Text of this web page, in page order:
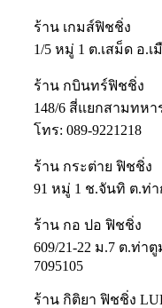
ร้าน เกมส์ฟิชชิ่ง
1/5 หมู่ 1 ต.เสม็ด อ.เ
ร้าน กบินทร์ฟิชชิ่ง
148/6 สี่แยกสามทหา
โทร: 089-9221218
ร้าน กระต่าย ฟิชชิ่ง
91 หมู่ 1 ช.จันทิ ต.ท่า
ร้าน กอ ปอ ฟิชชิ่ง
609/21-22 ม.7 ต.ท่า
7095105
ร้าน กิติยา ฟิชชิ่ง